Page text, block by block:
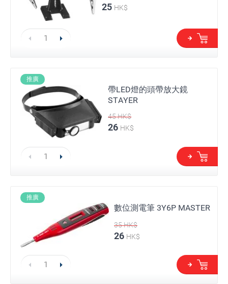
25 HK$
推廣
帶LED燈的頭帶放大鏡
STAYER
45HK$
26 HK$
推廣
數位測電筆 3Y6P MASTER
35HK$
26 HK$